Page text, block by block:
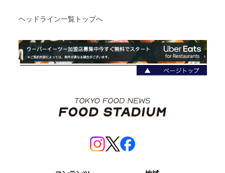
ヘッドライン一覧トップへ